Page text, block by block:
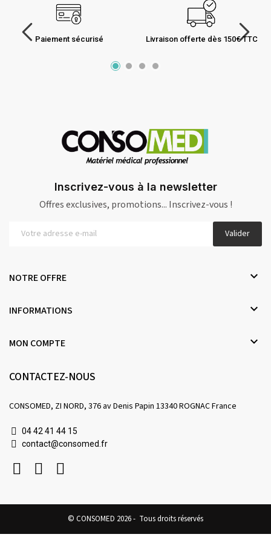
Paiement sécurisé Livraison offerte dès 150€ TTC
Inscrivez-vous à la newsletter
Offres exclusives, promotions... Inscrivez-vous !
Valider
NOTRE OFFRE 
INFORMATIONS 
MON COMPTE 
CONTACTEZ-NOUS
CONSOMED, ZI NORD, 376 av Denis Papin 13340 ROGNAC France
04 42 41 44 15
contact@consomed.fr
© CONSOMED 2026 - Tous droits réservés